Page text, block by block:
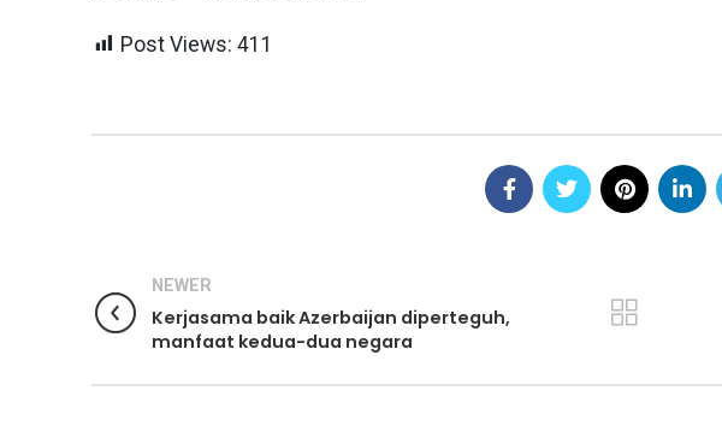
Post Views: 411
NEWER
Kerjasama baik Azerbaijan diperteguh,
manfaat kedua-dua negara